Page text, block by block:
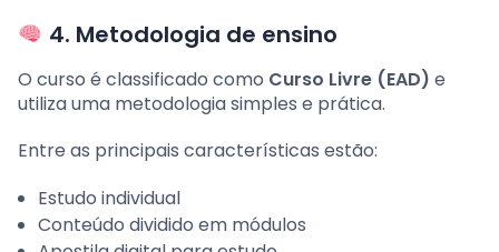
4. Metodologia de ensino
O curso é classificado como Curso Livre (EAD) e
utiliza uma metodologia simples e prática.
Entre as principais características estão:
Estudo individual
Conteúdo dividido em módulos